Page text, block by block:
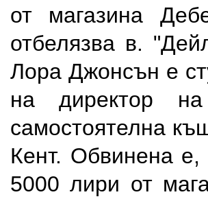
от магазина
отбелязва в.
Лора Джонсън е
на директор
самостоятелна
Кент. Обвинена е,
5000 лири от